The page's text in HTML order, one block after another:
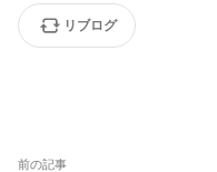
リブログ
前の記事